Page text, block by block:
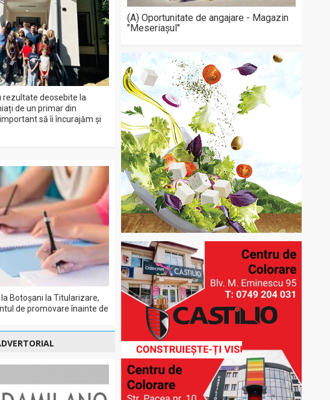
rezultate deosebite la
de un primar din
să îi încurajăm și
Botoșani la Titularizare,
de promovare înainte de
(A) Oportunitate de angajare - Magazin
"Meseriașul"